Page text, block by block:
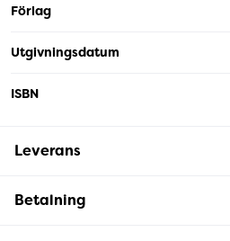
Förlag
Utgivningsdatum
ISBN
Leverans
Betalning